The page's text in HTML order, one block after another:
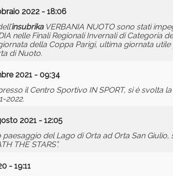
2022 - 18:06
insubrikaVERBANIA NUOTO sono stati
nelle Finali Regionali Invernali di Categoria
della Coppa Parigi, ultima giornata
di Nuoto.
2021 - 09:34
il Centro Sportivo IN SPORT, si è svolta
2022.
2021 - 12:05
del Lago di Orta ad Orta San
THE STARS”.
- 19:11